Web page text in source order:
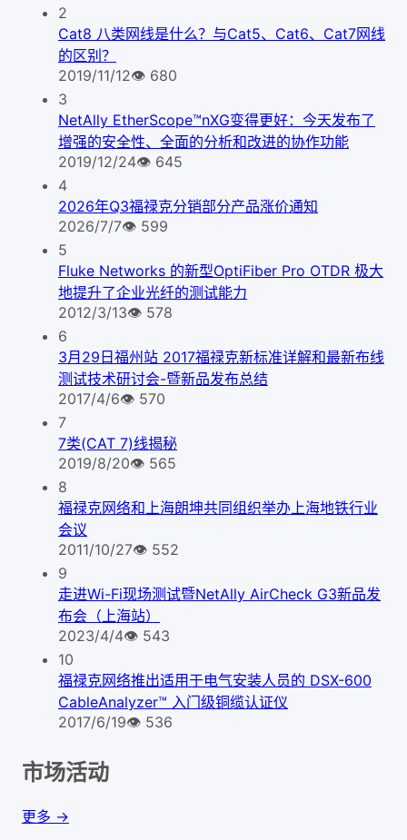
2
Cat8 八类网线是什么？与Cat5、Cat6、Cat7网线
的区别？
2019/11/12👁 680
3
NetAlly EtherScope™nXG变得更好：今天发布了
增强的安全性、全面的分析和改进的协作功能
2019/12/24👁 645
4
2026年Q3福禄克分销部分产品涨价通知
2026/7/7👁 599
5
Fluke Networks 的新型OptiFiber Pro OTDR 极大
地提升了企业光纤的测试能力
2012/3/13👁 578
6
3月29日福州站 2017福禄克新标准详解和最新布线
测试技术研讨会-暨新品发布总结
2017/4/6👁 570
7
7类(CAT 7)线揭秘
2019/8/20👁 565
8
福禄克网络和上海朗坤共同组织举办上海地铁行业
会议
2011/10/27👁 552
9
走进Wi-Fi现场测试暨NetAlly AirCheck G3新品发
布会（上海站）
2023/4/4👁 543
10
福禄克网络推出适用于电气安装人员的 DSX-600
CableAnalyzer™ 入门级铜缆认证仪
2017/6/19👁 536
市场活动
更多 →